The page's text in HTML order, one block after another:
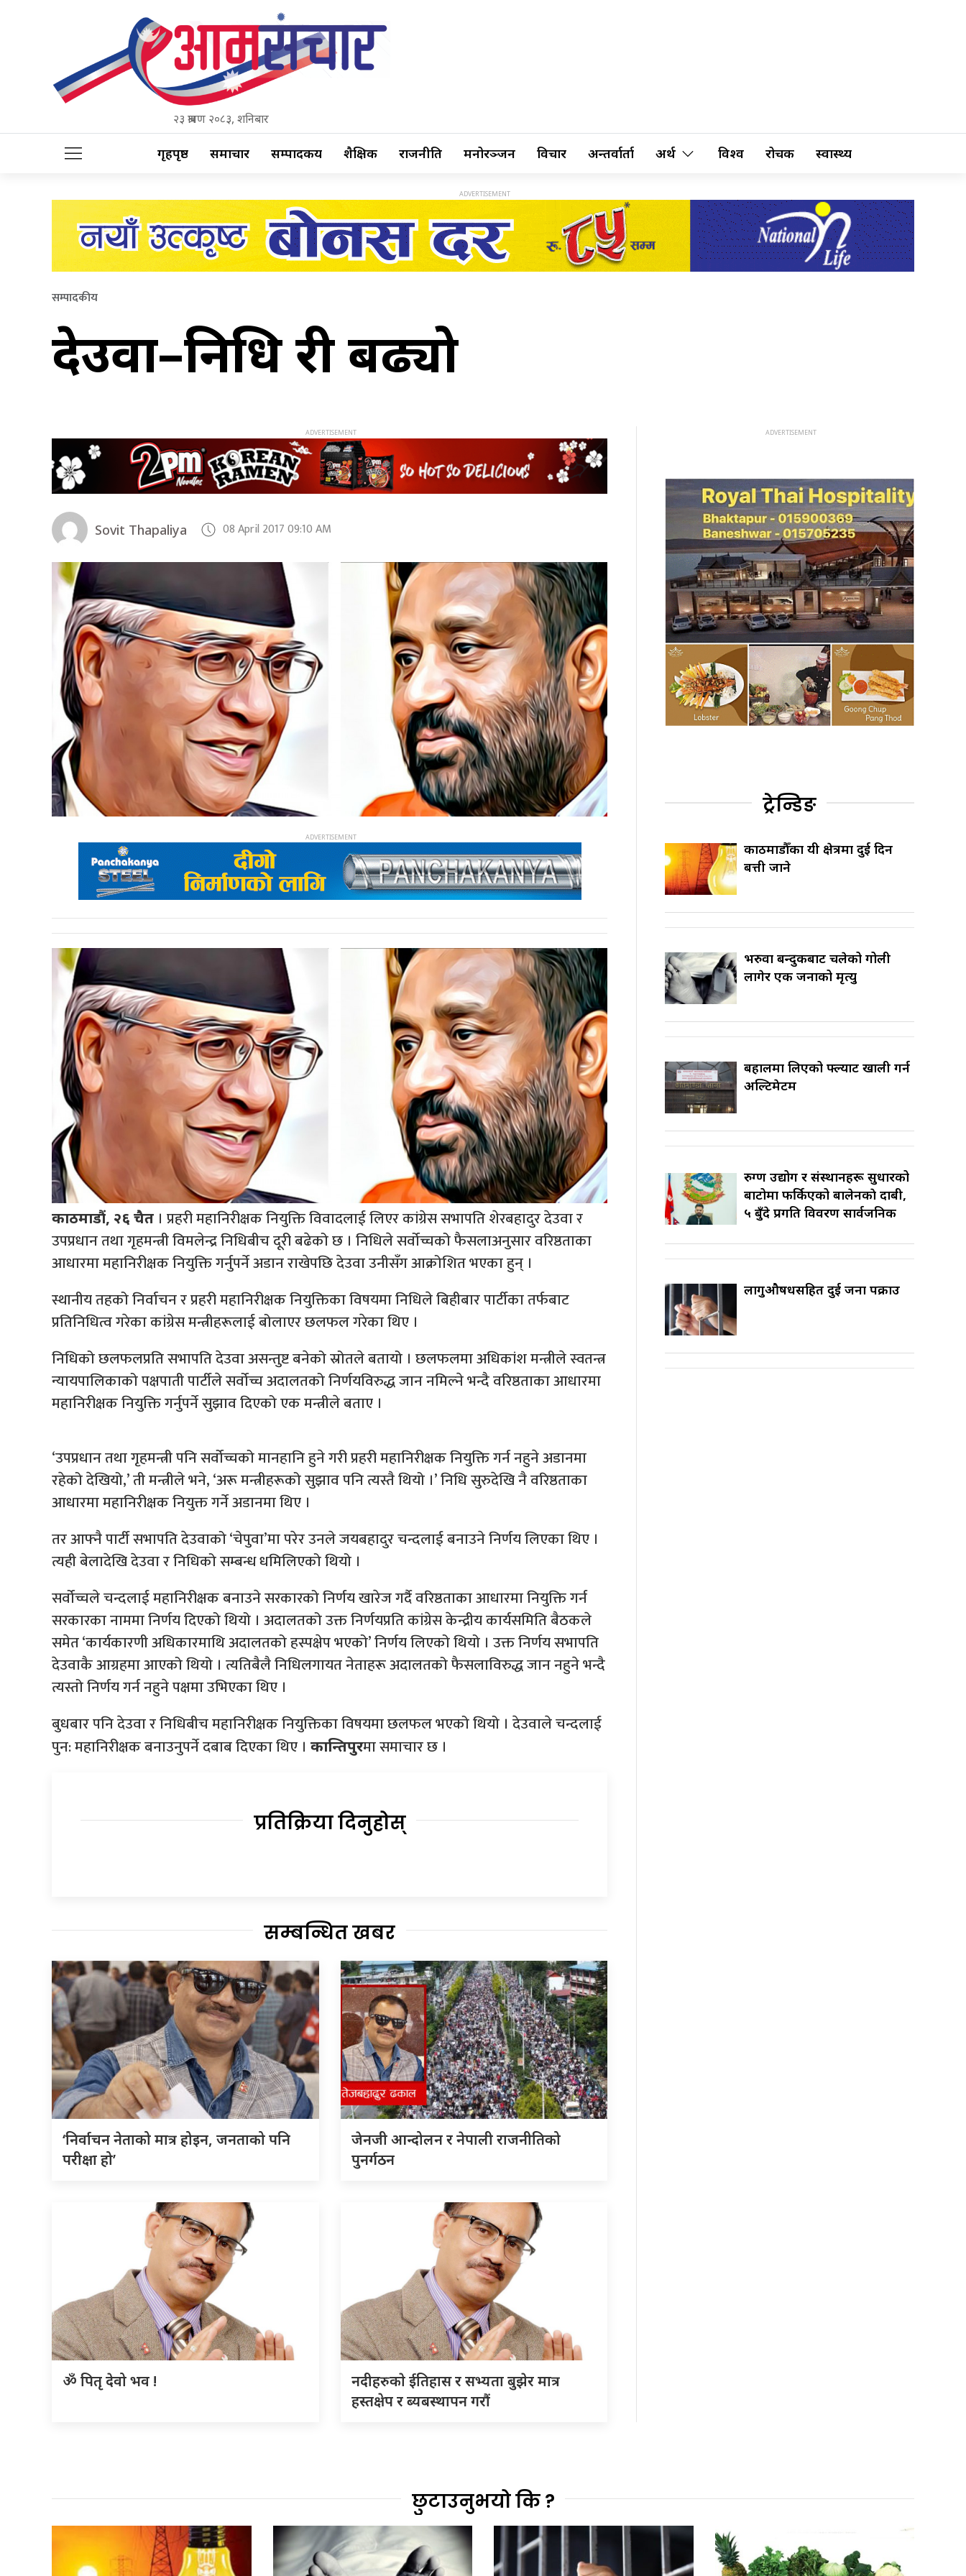
२३ श्रावण २०८३, शनिबार
गृहपृष्ठ समाचार सम्पादकीय शैक्षिक राजनीति मनोरञ्जन विचार अन्तर्वार्ता अर्थ विश्व रोचक स्वास्थ्य
सम्पादकीय
देउवा–निधि दूरी बढ्यो
Sovit Thapaliya 08 April 2017 09:10 AM
काठमाडौं, २६ चैत । प्रहरी महानिरीक्षक नियुक्ति विवादलाई लिएर कांग्रेस सभापति शेरबहादुर देउवा र
उपप्रधान तथा गृहमन्त्री विमलेन्द्र निधिबीच दूरी बढेको छ । निधिले सर्वोच्चको फैसलाअनुसार वरिष्ठताका
आधारमा महानिरीक्षक नियुक्ति गर्नुपर्ने अडान राखेपछि देउवा उनीसँग आक्रोशित भएका हुन् ।
स्थानीय तहको निर्वाचन र प्रहरी महानिरीक्षक नियुक्तिका विषयमा निधिले बिहीबार पार्टीका तर्फबाट
प्रतिनिधित्व गरेका कांग्रेस मन्त्रीहरूलाई बोलाएर छलफल गरेका थिए ।
निधिको छलफलप्रति सभापति देउवा असन्तुष्ट बनेको स्रोतले बतायो । छलफलमा अधिकांश मन्त्रीले स्वतन्त्र
न्यायपालिकाको पक्षपाती पार्टीले सर्वोच्च अदालतको निर्णयविरुद्ध जान नमिल्ने भन्दै वरिष्ठताका आधारमा
महानिरीक्षक नियुक्ति गर्नुपर्ने सुझाव दिएको एक मन्त्रीले बताए ।
‘उपप्रधान तथा गृहमन्त्री पनि सर्वोच्चको मानहानि हुने गरी प्रहरी महानिरीक्षक नियुक्ति गर्न नहुने अडानमा
रहेको देखियो,’ ती मन्त्रीले भने, ‘अरू मन्त्रीहरूको सुझाव पनि त्यस्तै थियो ।’ निधि सुरुदेखि नै वरिष्ठताका
आधारमा महानिरीक्षक नियुक्त गर्ने अडानमा थिए ।
तर आफ्नै पार्टी सभापति देउवाको ‘चेपुवा’मा परेर उनले जयबहादुर चन्दलाई बनाउने निर्णय लिएका थिए ।
त्यही बेलादेखि देउवा र निधिको सम्बन्ध धमिलिएको थियो ।
सर्वोच्चले चन्दलाई महानिरीक्षक बनाउने सरकारको निर्णय खारेज गर्दै वरिष्ठताका आधारमा नियुक्ति गर्न
सरकारका नाममा निर्णय दिएको थियो । अदालतको उक्त निर्णयप्रति कांग्रेस केन्द्रीय कार्यसमिति बैठकले
समेत ‘कार्यकारणी अधिकारमाथि अदालतको हस्पक्षेप भएको’ निर्णय लिएको थियो । उक्त निर्णय सभापति
देउवाकै आग्रहमा आएको थियो । त्यतिबैलै निधिलगायत नेताहरू अदालतको फैसलाविरुद्ध जान नहुने भन्दै
त्यस्तो निर्णय गर्न नहुने पक्षमा उभिएका थिए ।
बुधबार पनि देउवा र निधिबीच महानिरीक्षक नियुक्तिका विषयमा छलफल भएको थियो । देउवाले चन्दलाई
पुन: महानिरीक्षक बनाउनुपर्ने दबाब दिएका थिए । कान्तिपुरमा समाचार छ ।
प्रतिक्रिया दिनुहोस्
सम्बन्धित खबर
‘निर्वाचन नेताको मात्र होइन, जनताको पनि
परीक्षा हो’
जेनजी आन्दोलन र नेपाली राजनीतिको
पुनर्गठन
ॐ पितृ देवो भव !
नदीहरुकाे ईतिहास र सभ्यता बुझेर मात्र
हस्तक्षेप र ब्यबस्थापन गराैं
ट्रेन्डिङ
काठमाडौँका यी क्षेत्रमा दुई दिन
बत्ती जाने
भरुवा बन्दुकबाट चलेको गोली
लागेर एक जनाको मृत्यु
बहालमा लिएको फ्ल्याट खाली गर्न
अल्टिमेटम
रुग्ण उद्योग र संस्थानहरू सुधारको
बाटोमा फर्किएको बालेनकाे दाबी,
५ बुँदे प्रगति विवरण सार्वजनिक
लागुऔषधसहित दुई जना पक्राउ
छुटाउनुभयो कि ?